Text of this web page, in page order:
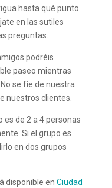
hasta qué punto
en las sutiles
preguntas.
podréis
paseo mientras
se fíe de nuestra
nuestros clientes.
es de 2 a 4 personas
Si el grupo es
en dos grupos
disponible en Ciudad